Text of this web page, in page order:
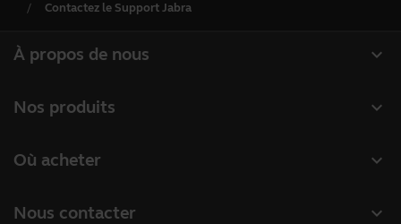
Contactez le Support Jabra
expand_more
À propos de nous
Durabilité
expand_more
Nos produits
Caméras de visioconférence
expand_more
Où acheter
expand_more
Nous contacter